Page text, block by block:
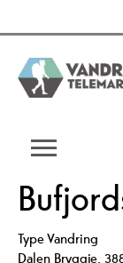
TypeVandring
Dalen Bryggje,